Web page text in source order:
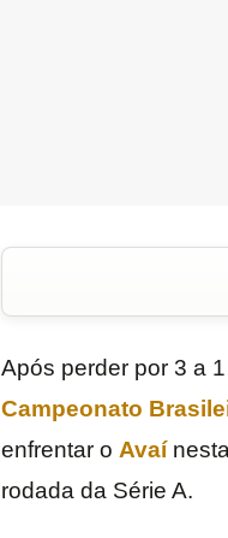
Após perder por 3 a
Campeonato
enfrentar o Avaínesta
rodada da Série A.